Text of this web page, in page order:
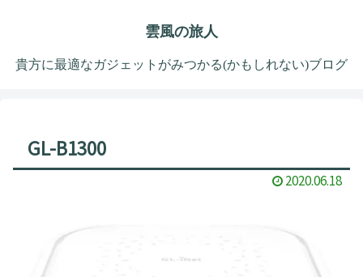
雲風の旅人
貴方に最適なガジェットがみつかる(かもしれない)ブログ
GL-B1300
2020.06.18